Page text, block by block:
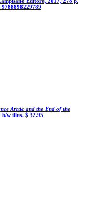
9788898229789
Arctic and the End of the
b/w illus. $ 32.95